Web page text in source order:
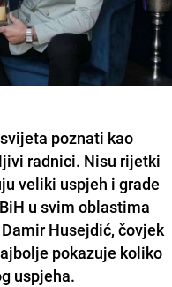
poznati kao
radnici. Nisu rijetki
veliki uspjeh i grade
u svim oblastima
Husejdić, čovjek
pokazuje koliko
uspjeha.